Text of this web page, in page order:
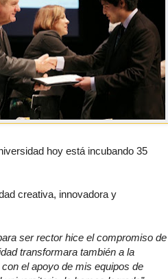
hoy está incubando 35
creativa, innovadora y
ser rector hice el compromiso de
transformara también a la
el apoyo de mis equipos de